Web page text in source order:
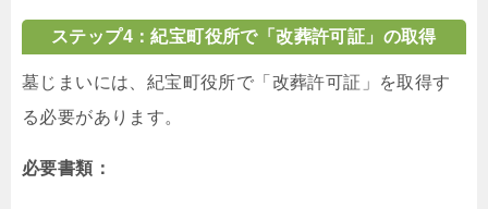
ステップ4：紀宝町役所で「改葬許可証」の取得
墓じまいには、紀宝町役所で「改葬許可証」を取得す
る必要があります。
必要書類：